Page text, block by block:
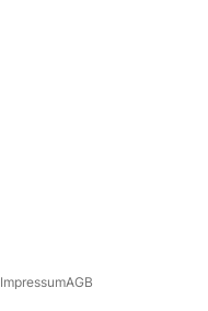
ImpressumAGB